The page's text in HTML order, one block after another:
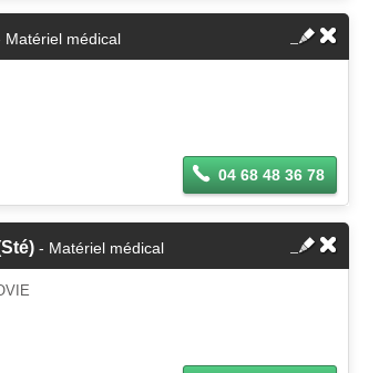
Matériel médical
04 68 48 36 78
- Matériel médical